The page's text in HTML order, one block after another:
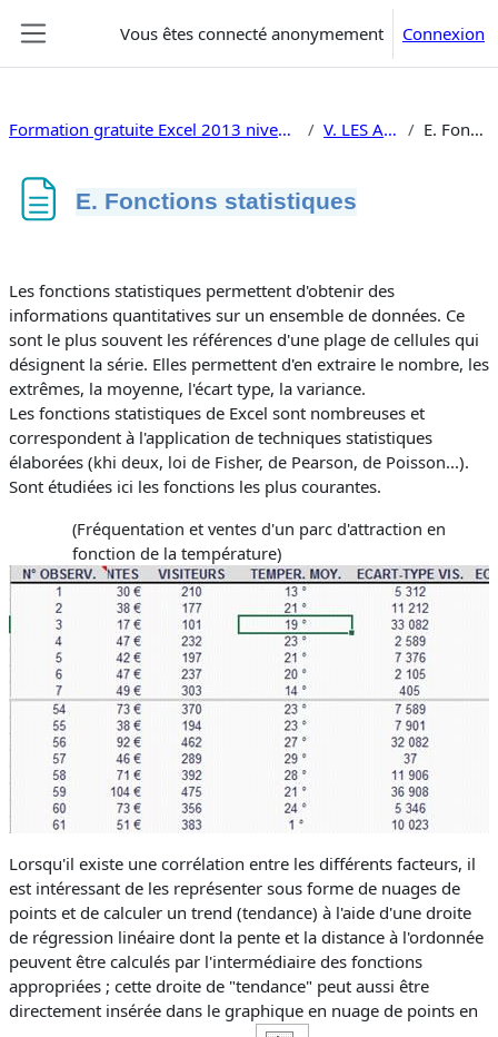
Vous êtes connecté anonymement Connexion
Formation gratuite Excel 2013 niveau 2 tableaux croisés traitement de données, macros, vba V. LES AUTRES FONCTIONS E. Fonctions statistiques
E. Fonctions statistiques
Les fonctions statistiques permettent d'obtenir des
informations quantitatives sur un ensemble de données. Ce
sont le plus souvent les références d'une plage de cellules qui
désignent la série. Elles permettent d'en extraire le nombre, les
extrêmes, la moyenne, l'écart type, la variance.
Les fonctions statistiques de Excel sont nombreuses et
correspondent à l'application de techniques statistiques
élaborées (khi deux, loi de Fisher, de Pearson, de Poisson...).
Sont étudiées ici les fonctions les plus courantes.
(Fréquentation et ventes d'un parc d'attraction en
fonction de la température)
Lorsqu'il existe une corrélation entre les différents facteurs, il
est intéressant de les représenter sous forme de nuages de
points et de calculer un trend (tendance) à l'aide d'une droite
de régression linéaire dont la pente et la distance à l'ordonnée
peuvent être calculés par l'intermédiaire des fonctions
appropriées ; cette droite de "tendance" peut aussi être
directement insérée dans le graphique en nuage de points en